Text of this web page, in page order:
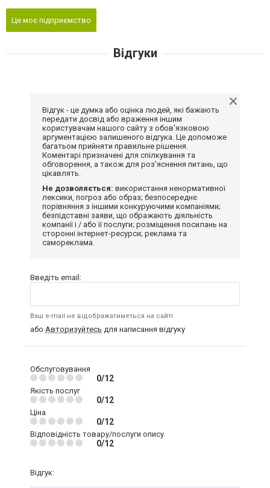
Це моє підприємство
Відгуки
Відгук - це думка або оцінка людей, які бажають
передати досвід або враження іншим
користувачам нашого сайту з обов'язковою
аргументацією залишеного відгука. Це допоможе
багатьом прийняти правильне рішення.
Коментарі призначені для спілкування та
обговорення, а також для роз'яснення питань, що
цікавлять.
Не дозволяється: використання ненормативної
лексики, погроз або образ; безпосереднє
порівняння з іншими конкуруючими компаніями;
безпідставні заяви, що ображають діяльність
компанії і / або її послуги; розміщення посилань на
сторонні інтернет-ресурси; реклама та
самореклама.
Введіть email:
Ваш e-mail не відображатиметься на сайті
або Авторизуйтесь для написання відгуку
Обслуговування
0/12
Якість послуг
0/12
Ціна
0/12
Відповідність товару/послуги опису
0/12
Відгук: